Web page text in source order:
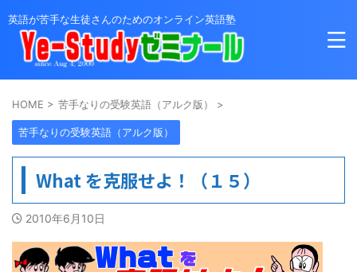
英語が苦手な生徒さんのためのオンライン英語塾
HOME > 苦手なりの受験英語（アルク版） >
苦手なりの受験英語（アルク版）
What を克服せよ！（１５）
2010年6月10日